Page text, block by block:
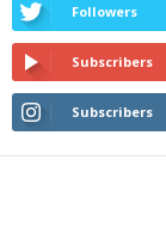
Followers
Subscribers
Subscribers